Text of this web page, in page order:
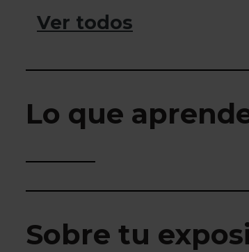
Ver todos
Lo que
Sobre tu